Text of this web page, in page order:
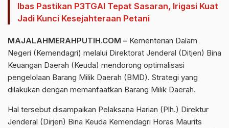
Ibas Pastikan P3TGAI Tepat Sasaran, Irigasi Kuat
Jadi Kunci Kesejahteraan Petani
MAJALAHMERAHPUTIH.COM – Kementerian Dalam
Negeri (Kemendagri) melalui Direktorat Jenderal (Ditjen) Bina
Keuangan Daerah (Keuda) mendorong optimalisasi
pengelolaan Barang Milik Daerah (BMD). Strategi yang
dilakukan dengan memanfaatkan Barang Milik Daerah.
Hal tersebut disampaikan Pelaksana Harian (Plh.) Direktur
Jenderal (Dirjen) Bina Keuda Kemendagri Horas Maurits